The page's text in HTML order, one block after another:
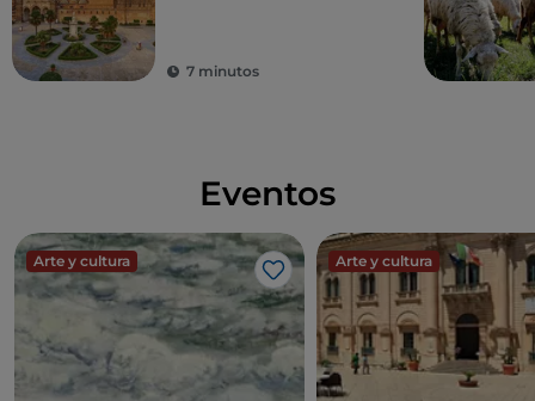
7 minutos
Eventos
Arte y cultura
Me gusta
Arte y cultura